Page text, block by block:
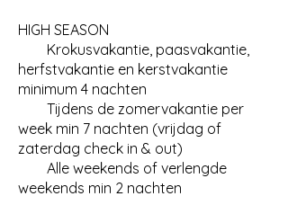
HIGH SEASON
Krokusvakantie, paasvakantie,
herfstvakantie en kerstvakantie
minimum 4 nachten
Tijdens de zomervakantie per
week min 7 nachten (vrijdag of
zaterdag check in & out)
Alle weekends of verlengde
weekends min 2 nachten